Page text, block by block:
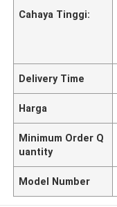
Cahaya Tinggi:
Delivery Time
Harga
Minimum Order Q
uantity
Model Number